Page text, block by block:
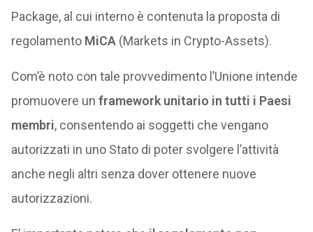
Package, al cui interno è contenuta la proposta di
regolamento MiCA(Markets in Crypto-Assets).
Com’è noto con tale provvedimento l’Unione intende
promuovere un framework unitario in tutti i Paesi
membri, consentendo ai soggetti che vengano
autorizzati in uno Stato di poter svolgere l’attività
anche negli altri senza dover ottenere nuove
autorizzazioni.